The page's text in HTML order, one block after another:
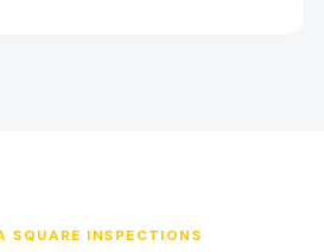
SQUARE INSPECTIONS